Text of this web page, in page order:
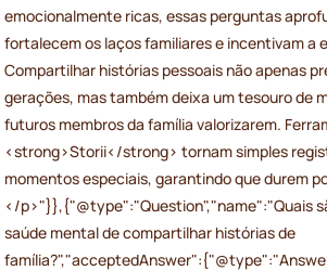
emocionalmente ricas, essas perguntas
fortalecem os laços familiares e incentivam a
Compartilhar histórias pessoais não apenas
gerações, mas também deixa um tesouro de
futuros membros da família valorizarem.
<strong>Storii</strong> tornam simples
momentos especiais, garantindo que durem
</p>"}},{"@type":"Question","name":"Quais
saúde mental de compartilhar histórias de